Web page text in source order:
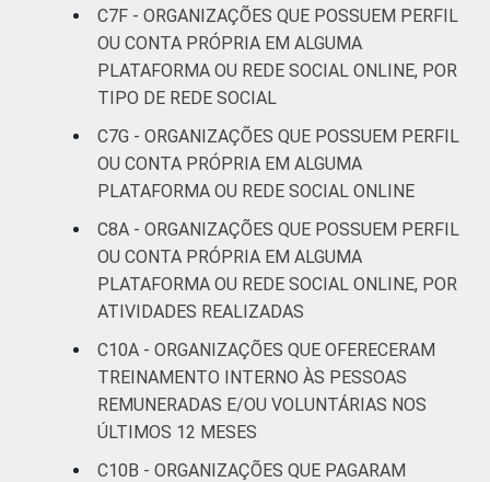
sem fins lucrativos brasileiras - TIC
Organizações Sem Fins Lucrativos 2022.
C7F - ORGANIZAÇÕES QUE POSSUEM PERFIL
OU CONTA PRÓPRIA EM ALGUMA
PLATAFORMA OU REDE SOCIAL ONLINE, POR
TIPO DE REDE SOCIAL
C7G - ORGANIZAÇÕES QUE POSSUEM PERFIL
OU CONTA PRÓPRIA EM ALGUMA
PLATAFORMA OU REDE SOCIAL ONLINE
C8A - ORGANIZAÇÕES QUE POSSUEM PERFIL
OU CONTA PRÓPRIA EM ALGUMA
PLATAFORMA OU REDE SOCIAL ONLINE, POR
ATIVIDADES REALIZADAS
C10A - ORGANIZAÇÕES QUE OFERECERAM
TREINAMENTO INTERNO ÀS PESSOAS
REMUNERADAS E/OU VOLUNTÁRIAS NOS
ÚLTIMOS 12 MESES
C10B - ORGANIZAÇÕES QUE PAGARAM